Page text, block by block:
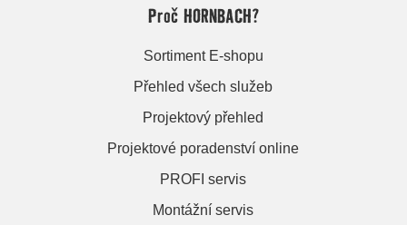
Proč HORNBACH?
Sortiment E-shopu
Přehled všech služeb
Projektový přehled
Projektové poradenství online
PROFI servis
Montážní servis